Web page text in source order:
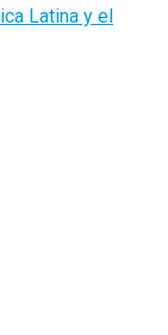
Latina y el